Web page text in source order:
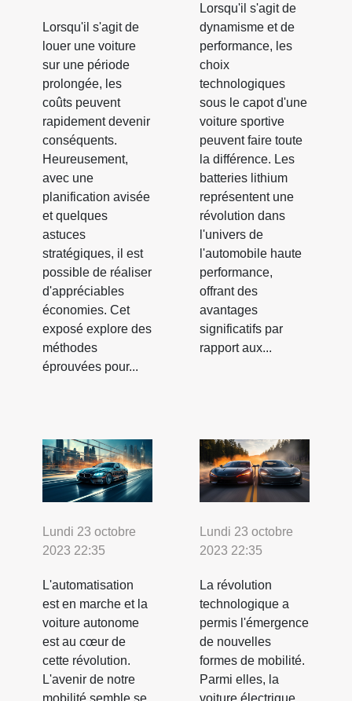
Lorsqu'il s'agit de
louer une voiture
sur une période
prolongée, les
coûts peuvent
rapidement devenir
conséquents.
Heureusement,
avec une
planification avisée
et quelques
astuces
stratégiques, il est
possible de réaliser
d'appréciables
économies. Cet
exposé explore des
méthodes
éprouvées pour...
Lorsqu'il s'agit de
dynamisme et de
performance, les
choix
technologiques
sous le capot d'une
voiture sportive
peuvent faire toute
la différence. Les
batteries lithium
représentent une
révolution dans
l'univers de
l'automobile haute
performance,
offrant des
avantages
significatifs par
rapport aux...
Lundi 23 octobre
2023 22:35
L'automatisation
est en marche et la
voiture autonome
est au cœur de
cette révolution.
L'avenir de notre
mobilité semble se
Lundi 23 octobre
2023 22:35
La révolution
technologique a
permis l'émergence
de nouvelles
formes de mobilité.
Parmi elles, la
voiture électrique